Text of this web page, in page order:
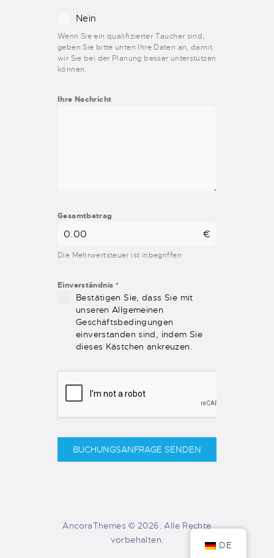
Nein
Wenn Sie ein qualifizierter Taucher sind,
geben Sie bitte unten Ihre Daten an, damit
wir Sie bei der Planung besser unterstützen
können.
Ihre Nachricht
Gesamtbetrag
€
Die Mehrwertsteuer ist inbegriffen
Einverständnis *
Bestätigen Sie, dass Sie mit
unseren Allgemeinen
Geschäftsbedingungen
einverstanden sind, indem Sie
dieses Kästchen ankreuzen.
BUCHUNGSANFRAGE SENDEN
AncoraThemes © 2026. Alle Rechte
vorbehalten.
DE